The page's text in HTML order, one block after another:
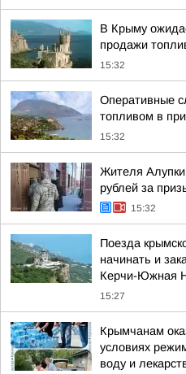
В Крыму
продажи
15:32
Оперативные
топливом в
15:32
Жителя
рублей за
15:32
Поезда
начинать и
Керчи-Южная
15:27
Крымчанам
условиях
воду и